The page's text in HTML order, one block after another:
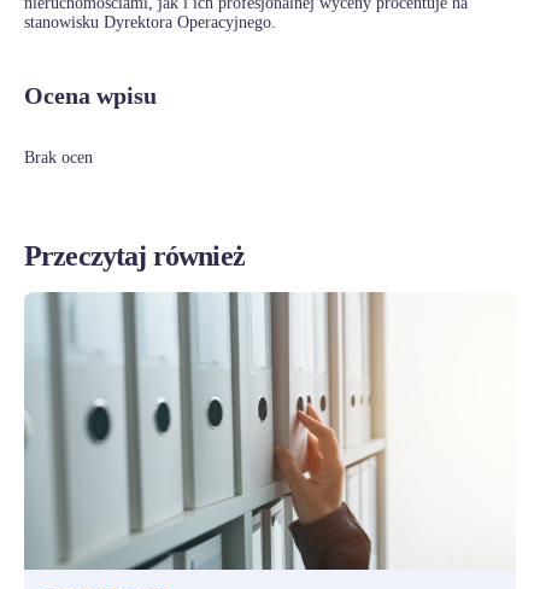
stanowisku Dyrektora Operacyjnego.
Ocena wpisu
Brak ocen
Przeczytaj również